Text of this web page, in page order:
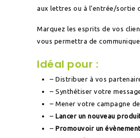
aux lettres ou à l’entrée/sortie
Marquez les esprits de vos
vous permettra de
Idéal pour :
– Distribuer à vos
– Synthétiser votre
– Mener votre campagne
–Lancer un nouveau
–Promouvoir un